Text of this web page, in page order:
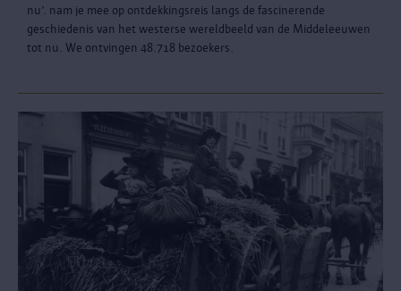
nu’. nam je mee op ontdekkingsreis langs de fascinerende
geschiedenis van het westerse wereldbeeld van de Middeleeuwen
tot nu. We ontvingen 48.718 bezoekers.